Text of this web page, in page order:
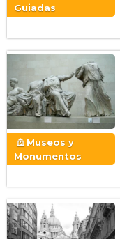
Guiadas
Museos y
Monumentos